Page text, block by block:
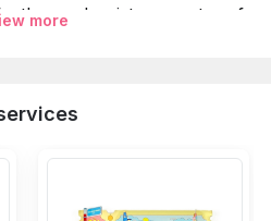
the modernist symmetry of
keepsake or a meaningful
more